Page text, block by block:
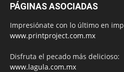
PÁGINAS ASOCIADAS
Impresiónate con lo último en
www.printproject.com.mx
Disfruta el pecado más delicioso:
www.lagula.com.mx